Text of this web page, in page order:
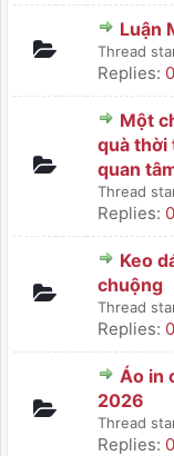
Luận
Thread
Replies: 0
Một
quà thời
quan
Thread
Replies: 0
Keo
chuộng
Thread
Replies: 0
Áo in
2026
Thread
Replies: 0